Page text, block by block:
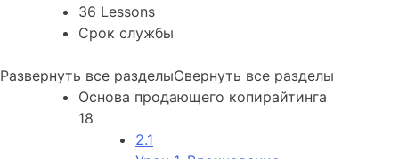
36 Lessons
Срок службы
Развернуть все разделыСвернуть все разделы
Основа продающего копирайтинга
18
2.1